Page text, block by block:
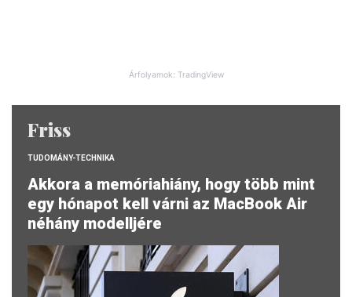
Árfolyamok: TradingView
Friss
TUDOMÁNY-TECHNIKA
Akkora a memóriahiány, hogy több mint
egy hónapot kell várni az MacBook Air
néhány modelljére